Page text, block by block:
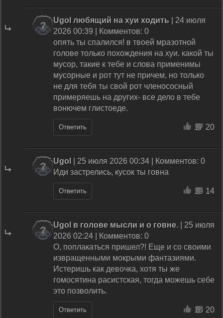
Ugol любящий на хуи ходить | 24 июля
2026 00:39 | Комментов: 0
опять ты спалился! в твоей мразотной
голове только похождения на хуи. какой ты
мусор, такие к тебе и слова применимы
мусорные и рот тут не причем, но только
не для тебя ты свой рот членососный
примеряешь на других- все дело в тебе
вонючем глистоеде.
Ответить 17 20
Ugol | 25 июля 2026 00:34 | Комментов: 0
Иди застрелись, кусок ты говна
Ответить 19 14
Ugol в голове мысли и о говне. | 25 июля
2026 02:24 | Комментов: 0
О, поплакаться пришел?! Еще и со своими
извращенными мокрыми фантазиями.
Истеришь как девочка, хотя ты же
гомосятина расистская, тогда можешь себе
это позволить.
Ответить 15 20